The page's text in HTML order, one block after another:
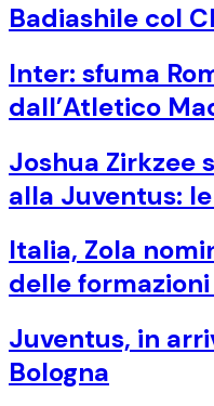
Badiashile col
Inter: sfuma
dall’Atletico
Joshua Zirkzee
alla Juventus:
Italia, Zola
delle
Juventus, in
Bologna